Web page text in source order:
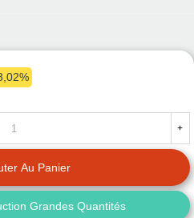
+
Au Panier
Grandes Quantités